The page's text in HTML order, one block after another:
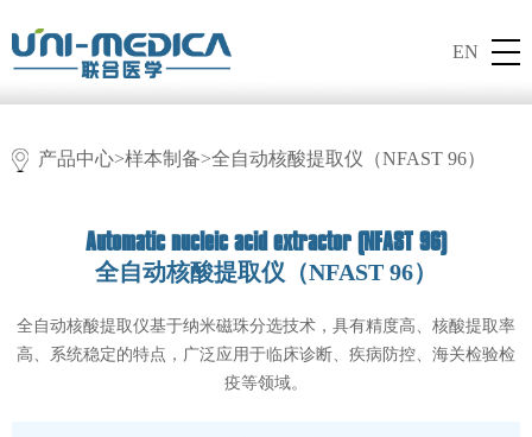
EN
产品中心>样本制备>全自动核酸提取仪（NFAST 96）
Automatic nucleic acid extractor (NFAST 96)
全自动核酸提取仪（NFAST 96）
全自动核酸提取仪基于纳米磁珠分选技术，具有精度高、核酸提取率
高、系统稳定的特点，广泛应用于临床诊断、疾病防控、海关检验检
疫等领域。